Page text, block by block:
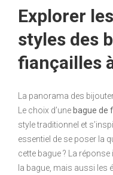
Explorer
styles des
fiançailles
La panorama des
Le choix d’une bague de
style traditionnel et
essentiel de se poser la
cette bague ? La
la bague, mais aussi les